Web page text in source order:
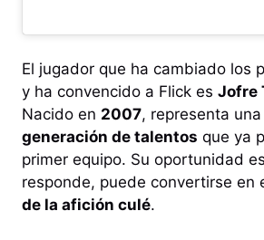
El jugador que ha cambiado los
y ha convencido a Flick es Jofre
Nacido en 2007, representa una
generación de talentos que ya
primer equipo. Su oportunidad
responde, puede convertirse en
de la afición culé.